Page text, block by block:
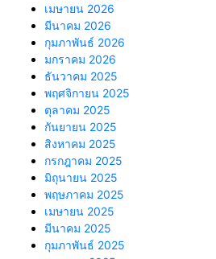
เมษายน 2026
มีนาคม 2026
กุมภาพันธ์ 2026
มกราคม 2026
ธันวาคม 2025
พฤศจิกายน 2025
ตุลาคม 2025
กันยายน 2025
สิงหาคม 2025
กรกฎาคม 2025
มิถุนายน 2025
พฤษภาคม 2025
เมษายน 2025
มีนาคม 2025
กุมภาพันธ์ 2025